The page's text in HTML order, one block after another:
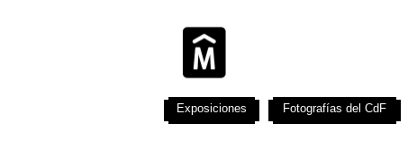
Exposiciones Fotografías del CdF